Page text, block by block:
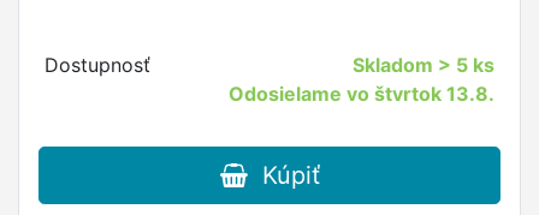
Dostupnosť Skladom > 5 ks
Odosielame vo štvrtok 13.8.
Kúpiť